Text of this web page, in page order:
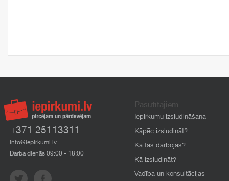
+371 25113311
info@iepirkumi.lv
Darba dienās 09:00 - 18:00
Pasūtītājiem
Iepirkumu izsludināšana
Kāpēc izsludināt?
Kā tas darbojas?
Kā izsludināt?
Vadība un konsultācijas